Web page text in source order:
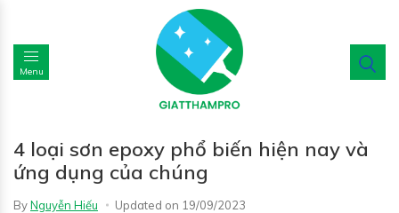
Menu
4 loại sơn epoxy phổ biến hiện nay và
ứng dụng của chúng
ByNguyễn Hiếu Updated on 19/09/2023